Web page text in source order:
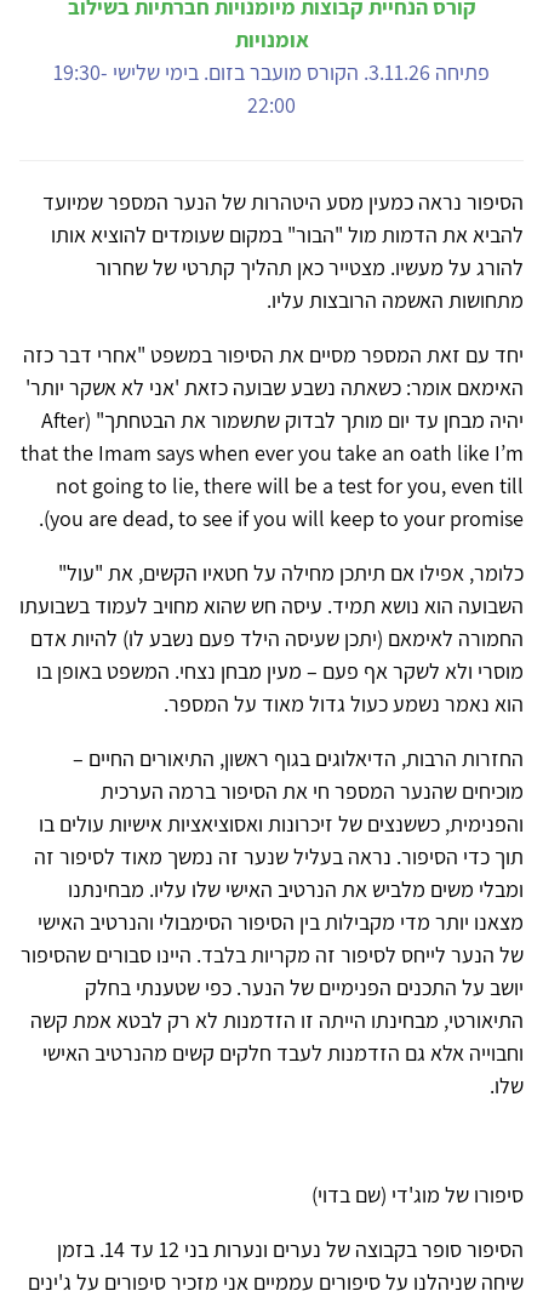
קורס הנחיית קבוצות מיומנויות חברתיות בשילוב
אומנויות
פתיחה 3.11.26. הקורס מועבר בזום. בימי שלישי 19:30-
22:00
הסיפור נראה כמעין מסע היטהרות של הנער המספר שמיועד
להביא את הדמות מול "הבור" במקום שעומדים להוציא אותו
להורג על מעשיו. מצטייר כאן תהליך קתרטי של שחרור
מתחושות האשמה הרובצות עליו.
יחד עם זאת המספר מסיים את הסיפור במשפט "אחרי דבר כזה
האימאם אומר: כשאתה נשבע שבועה כזאת 'אני לא אשקר יותר'
יהיה מבחן עד יום מותך לבדוק שתשמור את הבטחתך" (After
that the Imam says when ever you take an oath like I’m
not going to lie, there will be a test for you, even till
you are dead, to see if you will keep to your promise).
כלומר, אפילו אם תיתכן מחילה על חטאיו הקשים, את "עול"
השבועה הוא נושא תמיד. עיסה חש שהוא מחויב לעמוד בשבועתו
החמורה לאימאם (יתכן שעיסה הילד פעם נשבע לו) להיות אדם
מוסרי ולא לשקר אף פעם – מעין מבחן נצחי. המשפט באופן בו
הוא נאמר נשמע כעול גדול מאוד על המספר.
החזרות הרבות, הדיאלוגים בגוף ראשון, התיאורים החיים –
מוכיחים שהנער המספר חי את הסיפור ברמה הערכית
והפנימית, כששנצים של זיכרונות ואסוציאציות אישיות עולים בו
תוך כדי הסיפור. נראה בעליל שנער זה נמשך מאוד לסיפור זה
ומבלי משים מלביש את הנרטיב האישי שלו עליו. מבחינתנו
מצאנו יותר מדי מקבילות בין הסיפור הסימבולי והנרטיב האישי
של הנער לייחס לסיפור זה מקריות בלבד. היינו סבורים שהסיפור
יושב על התכנים הפנימיים של הנער. כפי שטענתי בחלק
התיאורטי, מבחינתו הייתה זו הזדמנות לא רק לבטא אמת קשה
וחבוייה אלא גם הזדמנות לעבד חלקים קשים מהנרטיב האישי
שלו.
סיפורו של מוג'די (שם בדוי)
הסיפור סופר בקבוצה של נערים ונערות בני 12 עד 14. בזמן
שיחה שניהלנו על סיפורים עממיים אני מזכיר סיפורים על ג'ינים